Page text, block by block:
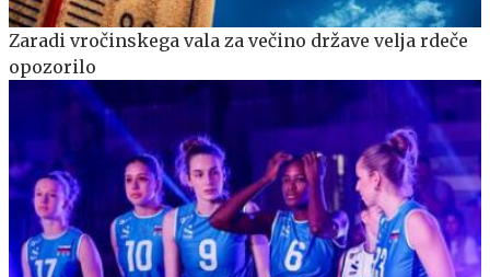
Zaradi vročinskega vala za večino države velja rdeče
opozorilo